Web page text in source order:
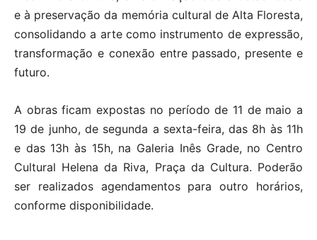
e à preservação da memória cultural de Alta Floresta,
consolidando a arte como instrumento de expressão,
transformação e conexão entre passado, presente e
futuro.
A obras ficam expostas no período de 11 de maio a
19 de junho, de segunda a sexta-feira, das 8h às 11h
e das 13h às 15h, na Galeria Inês Grade, no Centro
Cultural Helena da Riva, Praça da Cultura. Poderão
ser realizados agendamentos para outro horários,
conforme disponibilidade.